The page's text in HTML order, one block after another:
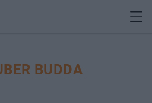
BUDDA